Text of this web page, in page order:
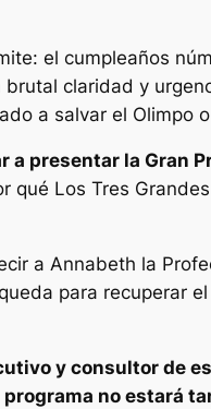
el cumpleaños
claridad y
a salvar el Olimpo
a presentar la Gran
qué Los Tres
a Annabeth la
para recuperar
y consultor de
no estará